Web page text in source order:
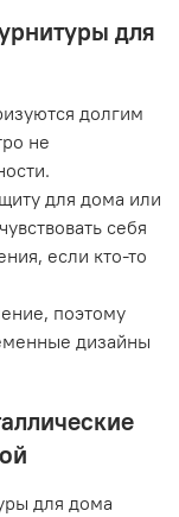
для
долгим
не
для дома или
себя
если кто-то
поэтому
дизайны
для дома